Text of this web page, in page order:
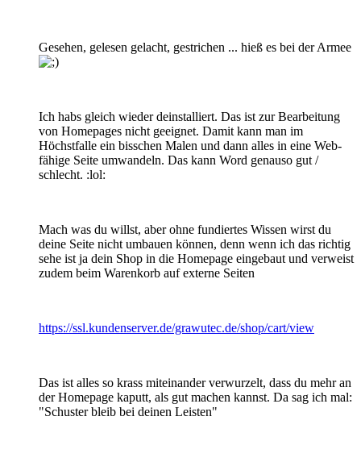
Gesehen, gelesen gelacht, gestrichen ... hieß es bei der Armee
Ich habs gleich wieder deinstalliert. Das ist zur Bearbeitung
von Homepages nicht geeignet. Damit kann man im
Höchstfalle ein bisschen Malen und dann alles in eine Web-
fähige Seite umwandeln. Das kann Word genauso gut /
schlecht. :lol:
Mach was du willst, aber ohne fundiertes Wissen wirst du
deine Seite nicht umbauen können, denn wenn ich das richtig
sehe ist ja dein Shop in die Homepage eingebaut und verweist
zudem beim Warenkorb auf externe Seiten
https://ssl.kundenserver.de/grawutec.de/shop/cart/view
Das ist alles so krass miteinander verwurzelt, dass du mehr an
der Homepage kaputt, als gut machen kannst. Da sag ich mal:
"Schuster bleib bei deinen Leisten"